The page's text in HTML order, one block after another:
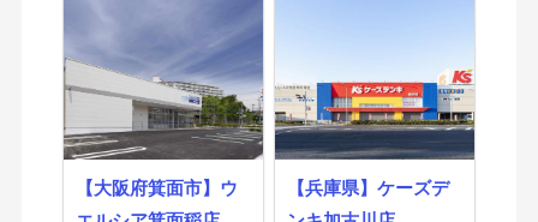
【大阪府箕面市】ウ
【兵庫県】ケーズデ